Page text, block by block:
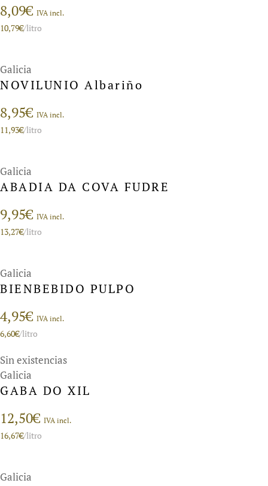
8,09€ IVA incl.
10,79€/litro
Galicia
NOVILUNIO Albariño
8,95€ IVA incl.
11,93€/litro
Galicia
ABADIA DA COVA FUDRE
9,95€ IVA incl.
13,27€/litro
Galicia
BIENBEBIDO PULPO
4,95€ IVA incl.
6,60€/litro
Sin existencias
Galicia
GABA DO XIL
12,50€ IVA incl.
16,67€/litro
Galicia